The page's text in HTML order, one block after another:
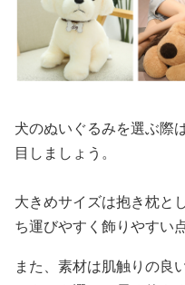
犬のぬいぐるみを選ぶ際は
目しましょう。
大きめサイズは抱き枕と
ち運びやすく飾りやすい
また、素材は肌触りの良